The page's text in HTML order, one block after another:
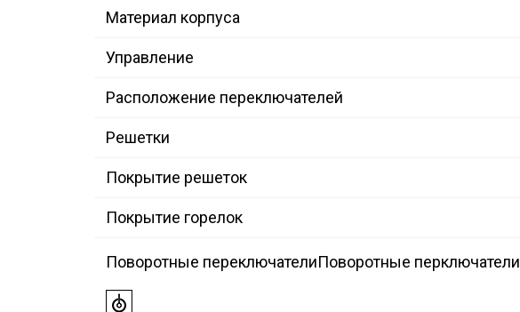
Материал корпуса
Управление
Расположение переключателей
Решетки
Покрытие решеток
Покрытие горелок
Поворотные переключателиПоворотные перключатели